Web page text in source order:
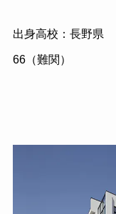
出身高校：長野県
66（難関）